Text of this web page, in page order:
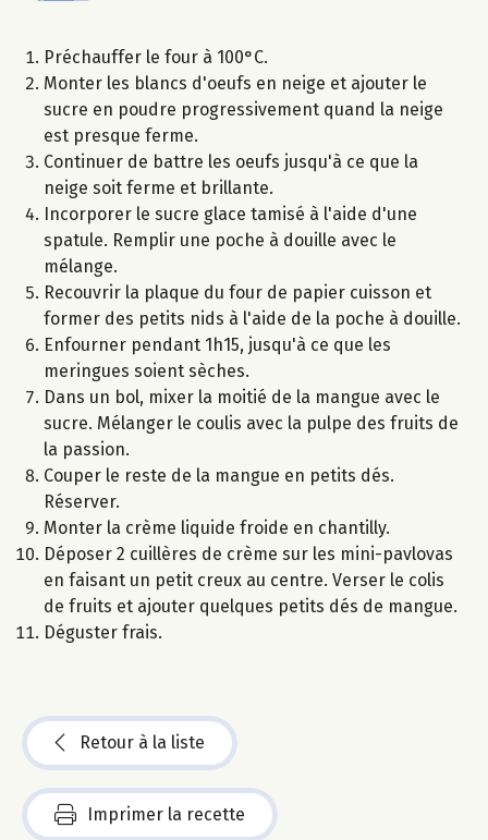
Préchauffer le four à 100°C.
Monter les blancs d'oeufs en neige et ajouter le
sucre en poudre progressivement quand la neige
est presque ferme.
Continuer de battre les oeufs jusqu'à ce que la
neige soit ferme et brillante.
Incorporer le sucre glace tamisé à l'aide d'une
spatule. Remplir une poche à douille avec le
mélange.
Recouvrir la plaque du four de papier cuisson et
former des petits nids à l'aide de la poche à douille.
Enfourner pendant 1h15, jusqu'à ce que les
meringues soient sèches.
Dans un bol, mixer la moitié de la mangue avec le
sucre. Mélanger le coulis avec la pulpe des fruits de
la passion.
Couper le reste de la mangue en petits dés.
Réserver.
Monter la crème liquide froide en chantilly.
Déposer 2 cuillères de crème sur les mini-pavlovas
en faisant un petit creux au centre. Verser le colis
de fruits et ajouter quelques petits dés de mangue.
Déguster frais.
Retour à la liste
Imprimer la recette